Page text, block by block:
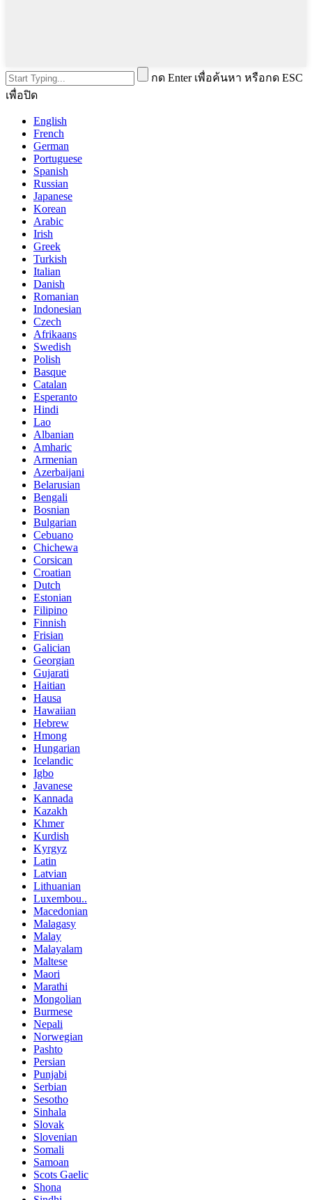
กด Enter เพื่อค้นหา หรือกด ESC
เพื่อปิด
English
French
German
Portuguese
Spanish
Russian
Japanese
Korean
Arabic
Irish
Greek
Turkish
Italian
Danish
Romanian
Indonesian
Czech
Afrikaans
Swedish
Polish
Basque
Catalan
Esperanto
Hindi
Lao
Albanian
Amharic
Armenian
Azerbaijani
Belarusian
Bengali
Bosnian
Bulgarian
Cebuano
Chichewa
Corsican
Croatian
Dutch
Estonian
Filipino
Finnish
Frisian
Galician
Georgian
Gujarati
Haitian
Hausa
Hawaiian
Hebrew
Hmong
Hungarian
Icelandic
Igbo
Javanese
Kannada
Kazakh
Khmer
Kurdish
Kyrgyz
Latin
Latvian
Lithuanian
Luxembou..
Macedonian
Malagasy
Malay
Malayalam
Maltese
Maori
Marathi
Mongolian
Burmese
Nepali
Norwegian
Pashto
Persian
Punjabi
Serbian
Sesotho
Sinhala
Slovak
Slovenian
Somali
Samoan
Scots Gaelic
Shona